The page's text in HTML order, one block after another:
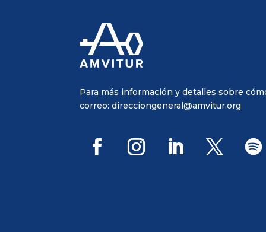
Para más información y detalles sobre
correo:direcciongeneral@amvitur.org